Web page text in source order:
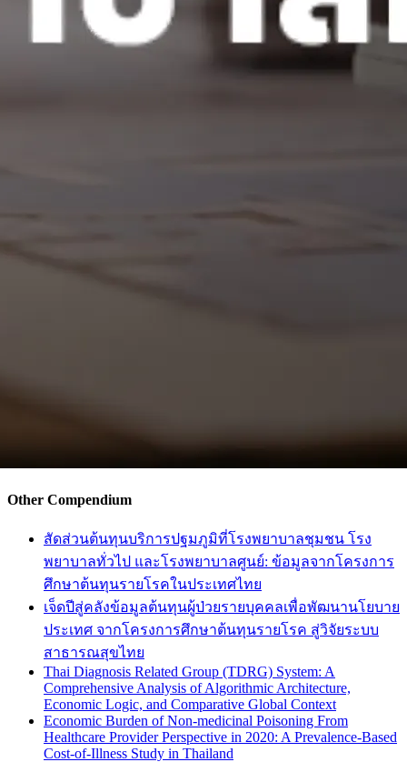
Other Compendium
สัดส่วนต้นทุนบริการปฐมภูมิที่โรงพยาบาลชุมชน โรง
พยาบาลทั่วไป และโรงพยาบาลศูนย์: ข้อมูลจากโครงการ
ศึกษาต้นทุนรายโรคในประเทศไทย
เจ็ดปีสู่คลังข้อมูลต้นทุนผู้ป่วยรายบุคคลเพื่อพัฒนานโยบาย
ประเทศ จากโครงการศึกษาต้นทุนรายโรค สู่วิจัยระบบ
สาธารณสุขไทย
Thai Diagnosis Related Group (TDRG) System: A
Comprehensive Analysis of Algorithmic Architecture,
Economic Logic, and Comparative Global Context
Economic Burden of Non-medicinal Poisoning From
Healthcare Provider Perspective in 2020: A Prevalence-Based
Cost-of-Illness Study in Thailand